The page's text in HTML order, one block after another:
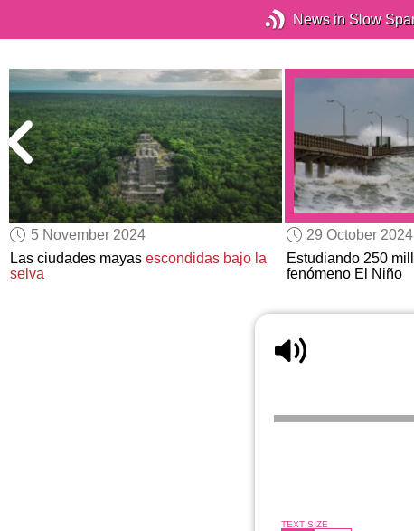
News in Slow
5 November 2024
Las ciudades mayasescondidas bajo la
selva
29 October 2024
Estudiando 250
fenómeno El Niño
TEXT SIZE